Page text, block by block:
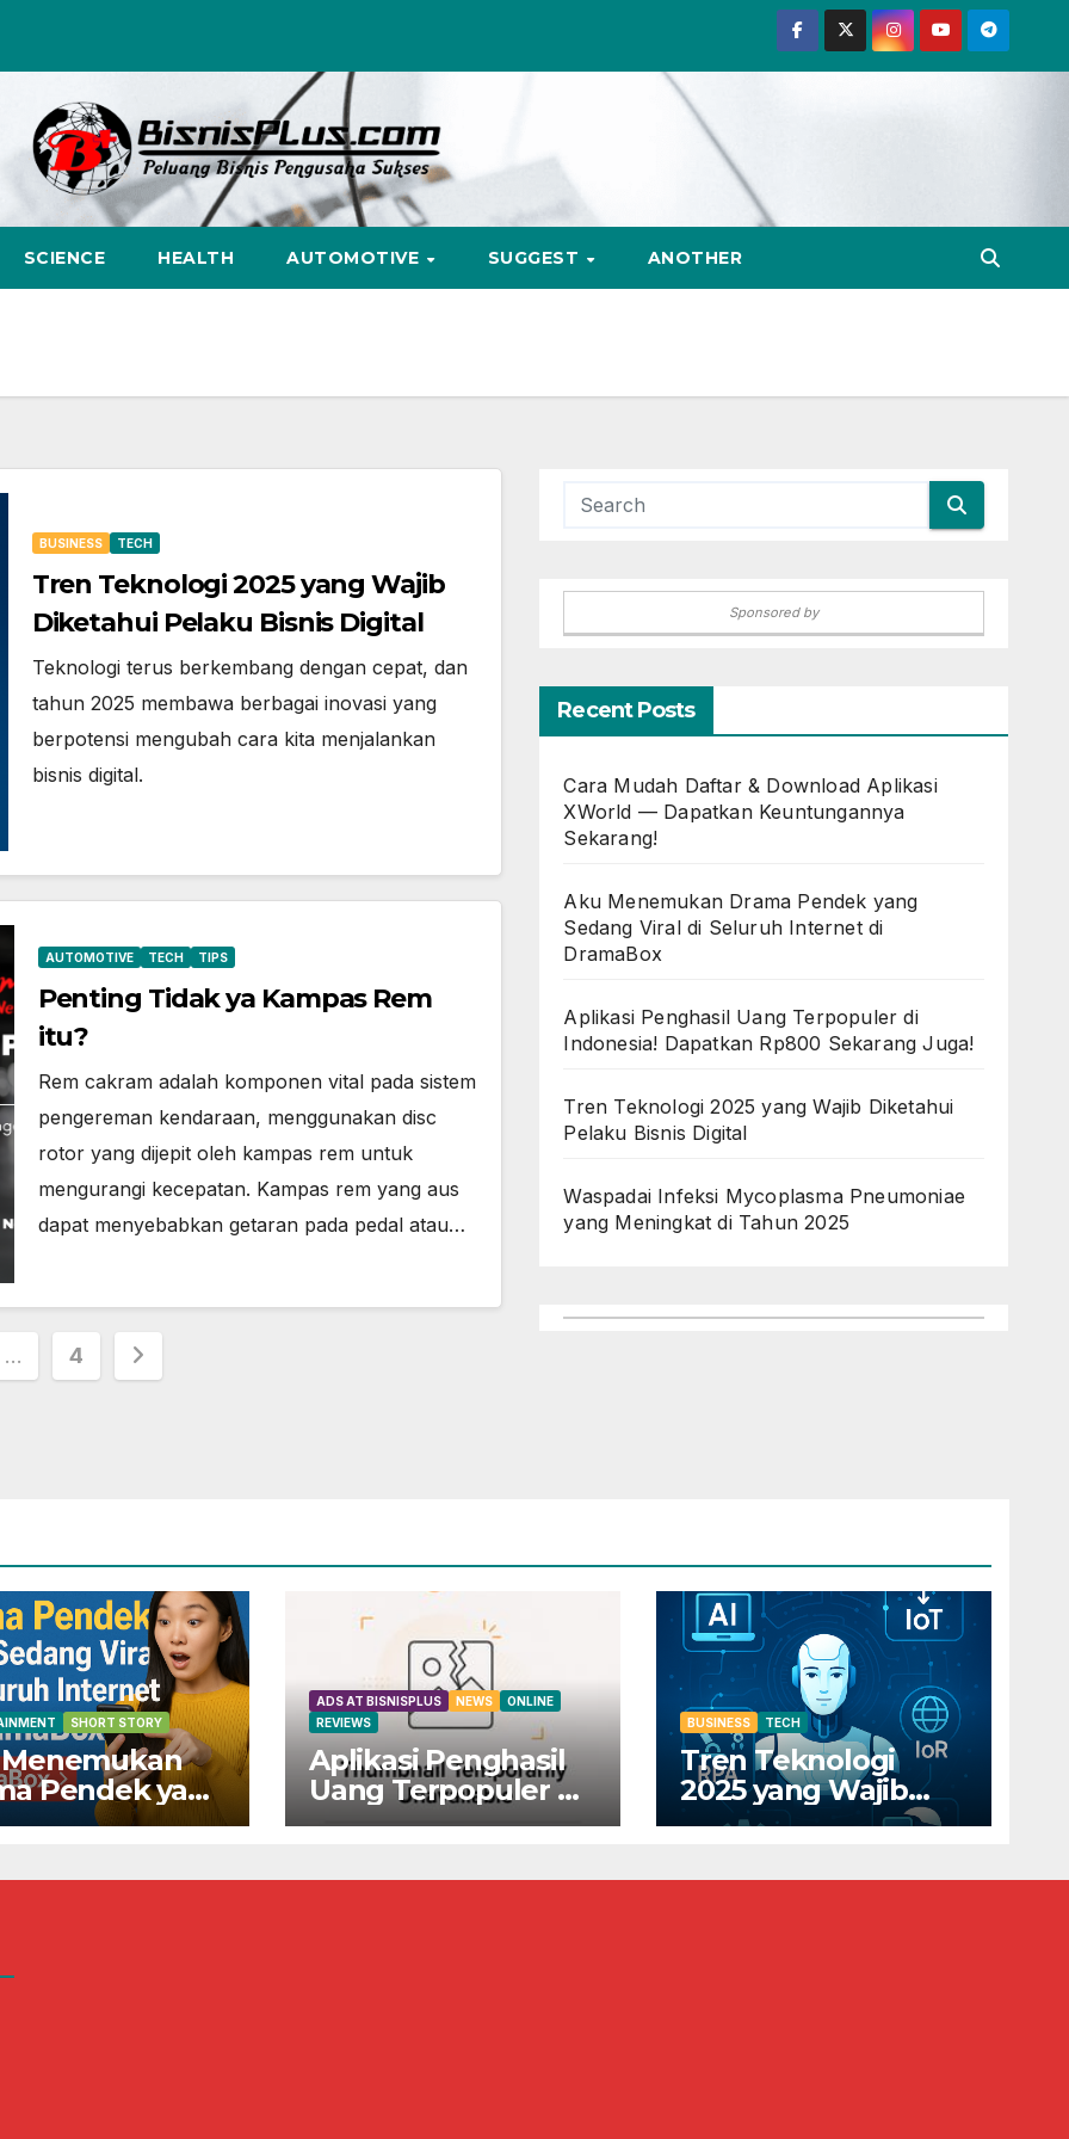
SCIENCE HEALTH AUTOMOTIVE SUGGEST ANOTHER
BUSINESS TECH
Tren Teknologi 2025 yang Wajib
Diketahui Pelaku Bisnis Digital
Teknologi terus berkembang dengan cepat, dan
tahun 2025 membawa berbagai inovasi yang
berpotensi mengubah cara kita menjalankan
bisnis digital.
AUTOMOTIVE TECH TIPS
Penting Tidak ya Kampas Rem
itu?
Rem cakram adalah komponen vital pada sistem
pengereman kendaraan, menggunakan disc
rotor yang dijepit oleh kampas rem untuk
mengurangi kecepatan. Kampas rem yang aus
dapat menyebabkan getaran pada pedal atau…
… 4
Sponsored by
Recent Posts
Cara Mudah Daftar & Download Aplikasi
XWorld — Dapatkan Keuntungannya
Sekarang!
Aku Menemukan Drama Pendek yang
Sedang Viral di Seluruh Internet di
DramaBox
Aplikasi Penghasil Uang Terpopuler di
Indonesia! Dapatkan Rp800 Sekarang Juga!
Tren Teknologi 2025 yang Wajib Diketahui
Pelaku Bisnis Digital
Waspadai Infeksi Mycoplasma Pneumoniae
yang Meningkat di Tahun 2025
SHORT STORY
Pendek yang
Viral di
ADS AT BISNISPLUS NEWS
ONLINE
REVIEWS
Aplikasi Penghasil
Uang Terpopuler di
Indonesia!
Sekarang Juga!
BUSINESS TECH
Tren Teknologi
2025 yang Wajib
Diketahui Pelaku